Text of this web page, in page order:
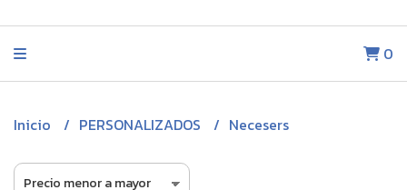
0
Inicio PERSONALIZADOS Necesers